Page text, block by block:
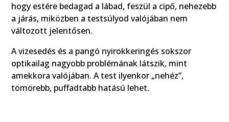
hogy estére bedagad a lábad, feszül a cipő, nehezebb
a járás, miközben a testsúlyod valójában nem
változott jelentősen.
A vizesedés és a pangó nyirokkeringés sokszor
optikailag nagyobb problémának látszik, mint
amekkora valójában. A test ilyenkor „nehéz”,
tömörebb, puffadtabb hatású lehet.